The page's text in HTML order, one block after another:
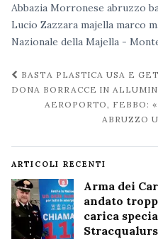
Abbazia Morronese abruzzo
Lucio Zazzara majella marco
Nazionale della Majella -
Navigazione
post
BASTA PLASTICA USA E
DONA BORRACCE IN
AEROPORTO, FEBBO:
ABRUZZO
ARTICOLI RECENTI
Arma dei
andato
carica